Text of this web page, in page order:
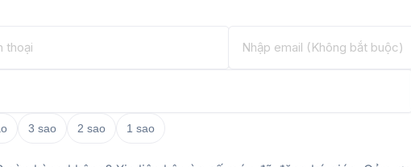
3 sao 2 sao 1 sao